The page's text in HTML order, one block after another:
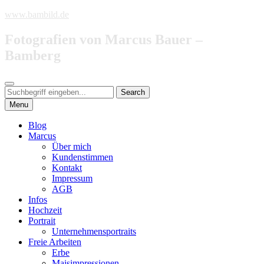
Skip
content
www.bambild.de
Fotografien von Marcus Bauer –
Bamberg
Search
Search
for:
Search
Menu
Blog
Marcus
Über mich
Kundenstimmen
Kontakt
Impressum
AGB
Infos
Hochzeit
Portrait
Unternehmensportraits
Freie Arbeiten
Erbe